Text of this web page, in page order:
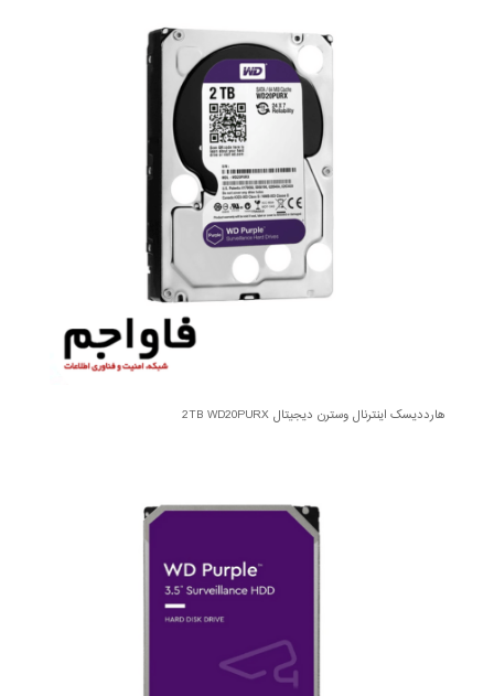
هارددیسک اینترنال وسترن دیجیتال 2TB WD20PURX